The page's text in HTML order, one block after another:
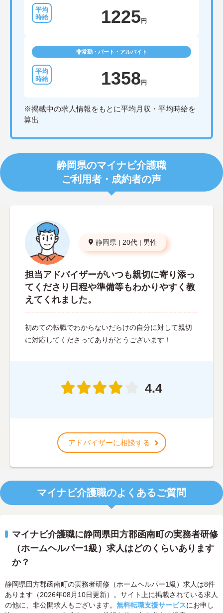
1225円
非常勤・パート・アルバイト
1358円
※掲載中の求人情報をもとに平均月収・平均時給を
算出
静岡県のマイナビ介護職
ご利用者・成約者の声
静岡県 | 20代 | 男性
担当アドバイザーがいつも親切に寄り添っ
てくださり日程や準備等もわかりやすく教
えてくれました。
初めての転職でわからないだらけの自分に対して親切
に対応してくださってありがとうございます！
4.4
アドバイザーに相談する
マイナビ介護職のよくあるご質問
マイナビ介護職に静岡県田方郡函南町の実務者研修
（ホームヘルパー1級）求人はどのくらいあります
か？
静岡県田方郡函南町の実務者研修（ホームヘルパー1級）求人は8件
あります（2026年08月10日更新）。サイト上に掲載されている求人
の他に、非公開求人もございます。 無料転職支援サービスにお申し